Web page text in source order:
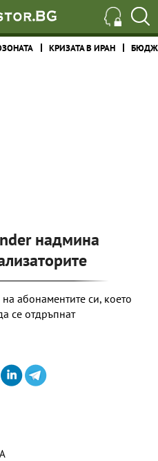
КРИЗАТА В ИРАН
надмина
абонаментите си, което
се отдръпнат